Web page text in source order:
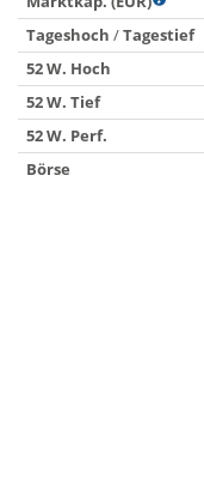
Tageshoch /Tagestief
52 W. Hoch
52 W. Tief
52 W. Perf.
Börse